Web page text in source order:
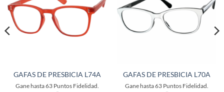
lista de
deseos
GAFAS DE PRESBICIA L74A
Gane hasta63 Puntos Fidelidad.
lista de
deseos
GAFAS DE PRESBICIA L70A
Gane hasta63 Puntos Fidelidad.